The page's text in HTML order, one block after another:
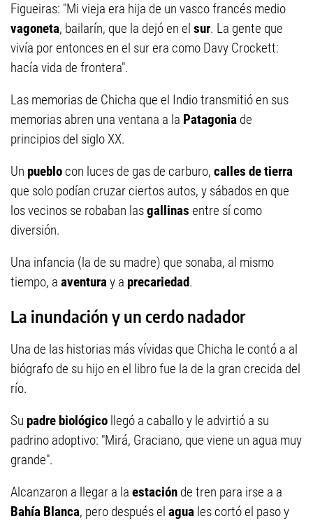
Figueiras: "Mi vieja era hija de un vasco francés medio
vagoneta, bailarín, que la dejó en el sur. La gente que
vivía por entonces en el sur era como Davy Crockett:
hacía vida de frontera".
Las memorias de Chicha que el Indio transmitió en sus
memorias abren una ventana a la Patagonia de
principios del siglo XX.
Un pueblo con luces de gas de carburo, calles de tierra
que solo podían cruzar ciertos autos, y sábados en que
los vecinos se robaban lasgallinas entre sí como
diversión.
Una infancia (la de su madre) que sonaba, al mismo
tiempo, a aventuray a precariedad.
La inundación y un cerdo nadador
Una de las historias más vívidas que Chicha le contó a al
biógrafo de su hijo en el libro fue la de la gran crecida del
río.
Su padre biológico llegó a caballo y le advirtió a su
padrino adoptivo: "Mirá, Graciano, que viene un agua muy
grande".
Alcanzaron a llegar a la estación de tren para irse a a
Bahía Blanca, pero después el agua les cortó el paso y